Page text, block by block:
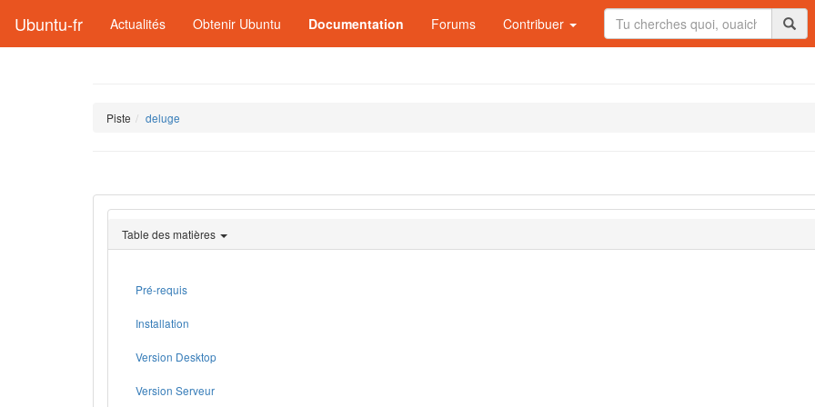
Ubuntu-fr Actualités Obtenir Ubuntu Documentation Forums Contribuer
Piste deluge
Table des matières
Pré-requis
Installation
Version Desktop
Version Serveur